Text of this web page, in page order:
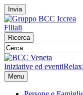
Invia
Filiali
Ricerca
Iniziative ed eventi
Menu